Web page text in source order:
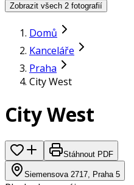
Zobrazit všech 2 fotografií
Domů
Kanceláře
Praha
City West
City West
Stáhnout PDF
Siemensova 2717, Praha 5